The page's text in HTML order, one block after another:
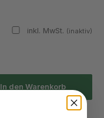
inkl. MwSt. (inaktiv)
In den Warenkorb